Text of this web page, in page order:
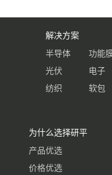
解决方案
半导体
功能
光伏
电子
纺织
软包
为什么选择研平
产品优选
价格优选